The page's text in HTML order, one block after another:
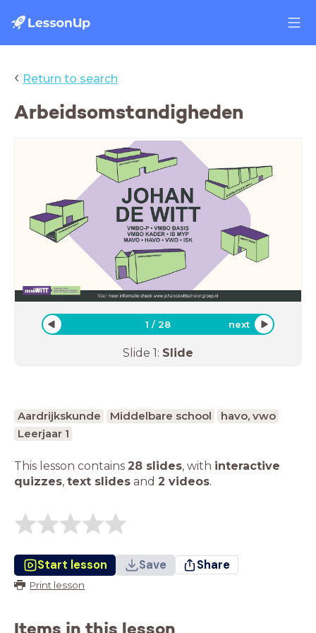
‹ Return to search
Arbeidsomstandigheden
1 /28 next
Slide 1: Slide
Aardrijkskunde Middelbare school
havo, vwo
Leerjaar 1
This lesson contains 28 slides, with interactive
quizzes, text slides and 2 videos.
Start lesson Save Share
Print lesson
Items in this lesson